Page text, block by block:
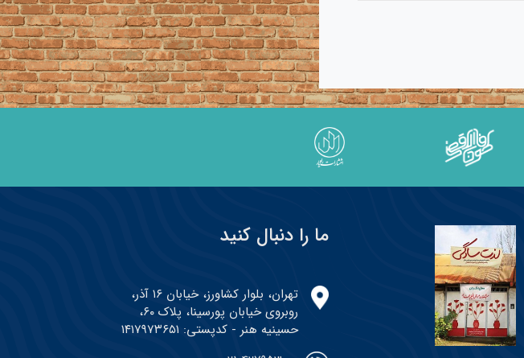
ما را دنبال کنید
تهران، بلوار کشاورز، خیابان ۱۶ آذر،
روبروی خیابان پورسینا، پلاک ۶۰،
حسینیه هنر - کدپستی: ۱۴۱۷۹۷۳۶۵۱